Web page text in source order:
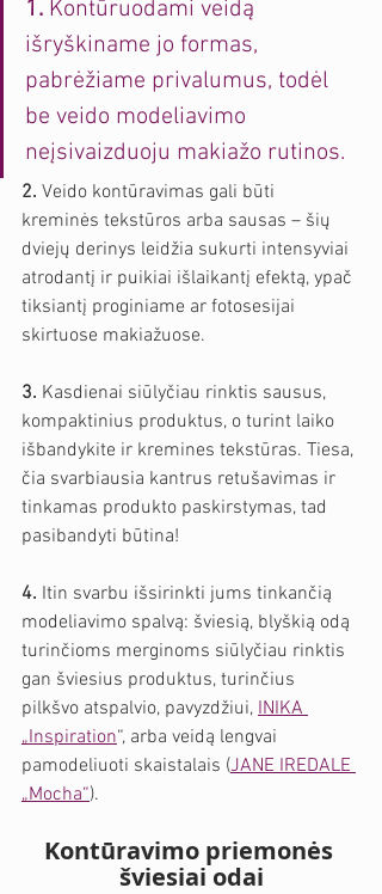
1. Kontūruodami veidą
išryškiname jo formas,
pabrėžiame privalumus, todėl
be veido modeliavimo
neįsivaizduoju makiažo rutinos.
2. Veido kontūravimas gali būti
kreminės tekstūros arba sausas – šių
dviejų derinys leidžia sukurti intensyviai
atrodantį ir puikiai išlaikantį efektą, ypač
tiksiantį proginiame ar fotosesijai
skirtuose makiažuose.
3. Kasdienai siūlyčiau rinktis sausus,
kompaktinius produktus, o turint laiko
išbandykite ir kremines tekstūras. Tiesa,
čia svarbiausia kantrus retušavimas ir
tinkamas produkto paskirstymas, tad
pasibandyti būtina!
4. Itin svarbu išsirinkti jums tinkančią
modeliavimo spalvą: šviesią, blyškią odą
turinčioms merginoms siūlyčiau rinktis
gan šviesius produktus, turinčius
pilkšvo atspalvio, pavyzdžiui, INIKA
„Inspiration“, arba veidą lengvai
pamodeliuoti skaistalais (JANE IREDALE
„Mocha“).
Kontūravimo priemonės
šviesiai odai